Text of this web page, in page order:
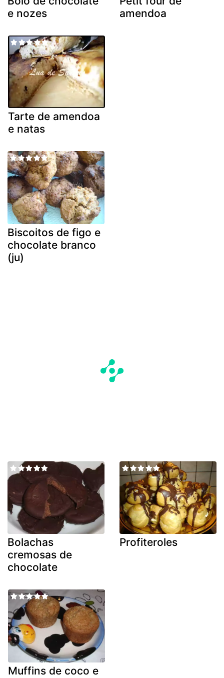
e nozes
amendoa
Tarte de amendoa
e natas
Biscoitos de figo e
chocolate branco
(ju)
Bolachas
cremosas de
chocolate
Profiteroles
Muffins de coco e